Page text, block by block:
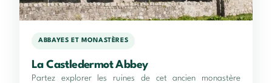
ABBAYES ET MONASTÈRES
La Castledermot Abbey
Partez explorer les ruines de cet ancien monastère